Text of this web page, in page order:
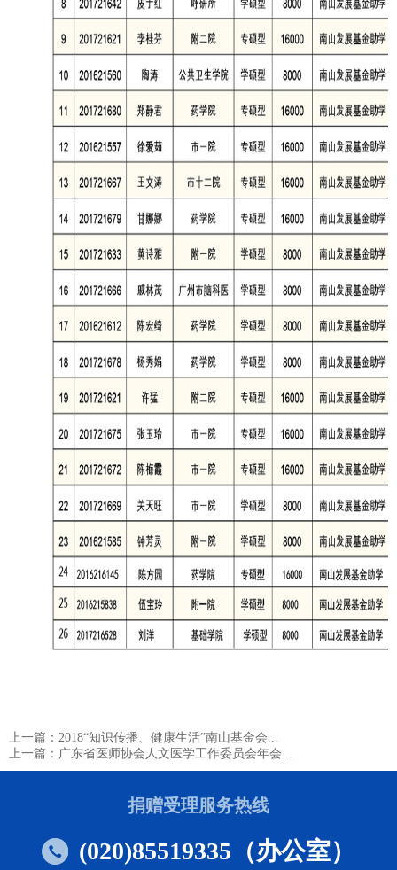
上一篇：2018“知识传播、健康生活”南山基金会...
上一篇：广东省医师协会人文医学工作委员会年会...
捐赠受理服务热线
(020)85519335（办公室）